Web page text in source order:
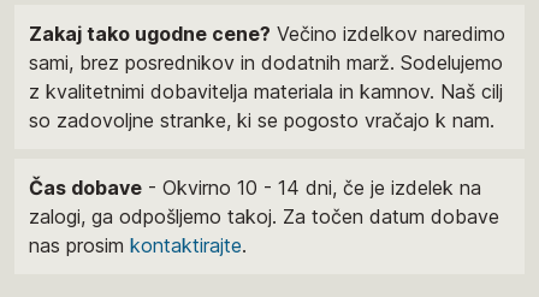
Zakaj tako ugodne cene? Večino izdelkov naredimo
sami, brez posrednikov in dodatnih marž. Sodelujemo
z kvalitetnimi dobavitelja materiala in kamnov. Naš cilj
so zadovoljne stranke, ki se pogosto vračajo k nam.
Čas dobave - Okvirno 10 - 14 dni, če je izdelek na
zalogi, ga odpošljemo takoj. Za točen datum dobave
nas prosim kontaktirajte.